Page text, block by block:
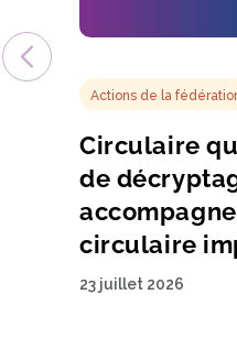
Actions de la
Circulaire
de
circulaire
23 juillet 2026